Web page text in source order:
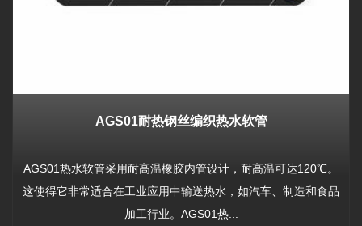
AGS01耐热钢丝编织热水软管
AGS01热水软管采用耐高温橡胶内管设计，耐高温可达120℃。
这使得它非常适合在工业应用中输送热水，如汽车、制造和食品
加工行业。AGS01热...